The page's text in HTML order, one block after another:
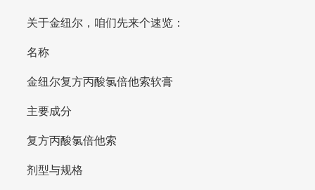
关于金纽尔，咱们先来个速览：
名称
金纽尔复方丙酸氯倍他索软膏
主要成分
复方丙酸氯倍他索
剂型与规格